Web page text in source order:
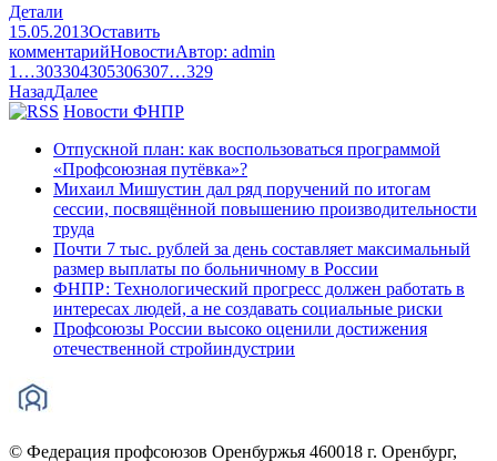
Детали
15.05.2013Оставить
комментарийНовостиАвтор: admin
1 …303304305306307…329
НазадДалее
Новости ФНПР
Отпускной план: как воспользоваться программой
«Профсоюзная путёвка»?
Михаил Мишустин дал ряд поручений по итогам
сессии, посвящённой повышению производительности
труда
Почти 7 тыс. рублей за день составляет максимальный
размер выплаты по больничному в России
ФНПР: Технологический прогресс должен работать в
интересах людей, а не создавать социальные риски
Профсоюзы России высоко оценили достижения
отечественной стройиндустрии
© Федерация профсоюзов Оренбуржья 460018 г. Оренбург,